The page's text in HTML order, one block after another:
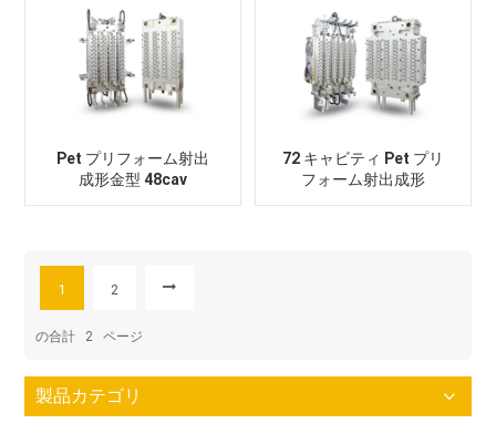
Pet プリフォーム射出
成形金型 48cav
72 キャビティ Pet プリ
フォーム射出成形
1 2
の合計 2 ページ
製品カテゴリ